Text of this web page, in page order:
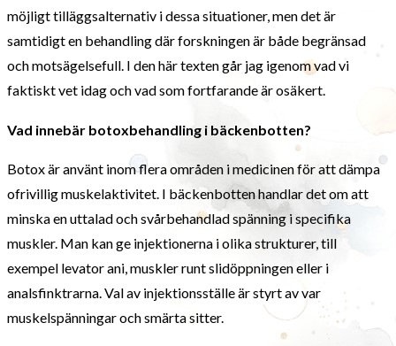
möjligt tilläggsalternativ i dessa situationer, men det är
samtidigt en behandling där forskningen är både begränsad
och motsägelsefull. I den här texten går jag igenom vad vi
faktiskt vet idag och vad som fortfarande är osäkert.
Vad innebär botoxbehandling i bäckenbotten?
Botox är använt inom flera områden i medicinen för att dämpa
ofrivillig muskelaktivitet. I bäckenbotten handlar det om att
minska en uttalad och svårbehandlad spänning i specifika
muskler. Man kan ge injektionerna i olika strukturer, till
exempel levator ani, muskler runt slidöppningen eller i
analsfinktrarna. Val av injektionsställe är styrt av var
muskelspänningar och smärta sitter.